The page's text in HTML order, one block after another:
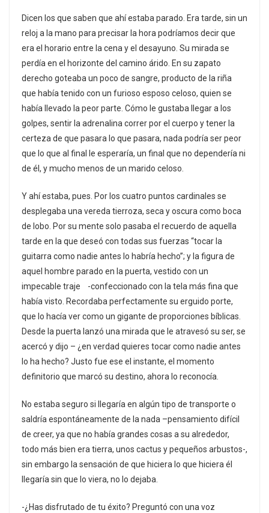
Dicen los que saben que ahí estaba parado. Era tarde, sin un
reloj a la mano para precisar la hora podríamos decir que
era el horario entre la cena y el desayuno. Su mirada se
perdía en el horizonte del camino árido. En su zapato
derecho goteaba un poco de sangre, producto de la riña
que había tenido con un furioso esposo celoso, quien se
había llevado la peor parte. Cómo le gustaba llegar a los
golpes, sentir la adrenalina correr por el cuerpo y tener la
certeza de que pasara lo que pasara, nada podría ser peor
que lo que al final le esperaría, un final que no dependería ni
de él, y mucho menos de un marido celoso.
Y ahí estaba, pues. Por los cuatro puntos cardinales se
desplegaba una vereda tierroza, seca y oscura como boca
de lobo. Por su mente solo pasaba el recuerdo de aquella
tarde en la que deseó con todas sus fuerzas “tocar la
guitarra como nadie antes lo habría hecho”; y la figura de
aquel hombre parado en la puerta, vestido con un
impecable traje -confeccionado con la tela más fina que
había visto. Recordaba perfectamente su erguido porte,
que lo hacía ver como un gigante de proporciones bíblicas.
Desde la puerta lanzó una mirada que le atravesó su ser, se
acercó y dijo – ¿en verdad quieres tocar como nadie antes
lo ha hecho? Justo fue ese el instante, el momento
definitorio que marcó su destino, ahora lo reconocía.
No estaba seguro si llegaría en algún tipo de transporte o
saldría espontáneamente de la nada –pensamiento difícil
de creer, ya que no había grandes cosas a su alrededor,
todo más bien era tierra, unos cactus y pequeños arbustos-,
sin embargo la sensación de que hiciera lo que hiciera él
llegaría sin que lo viera, no lo dejaba.
-¿Has disfrutado de tu éxito? Preguntó con una voz